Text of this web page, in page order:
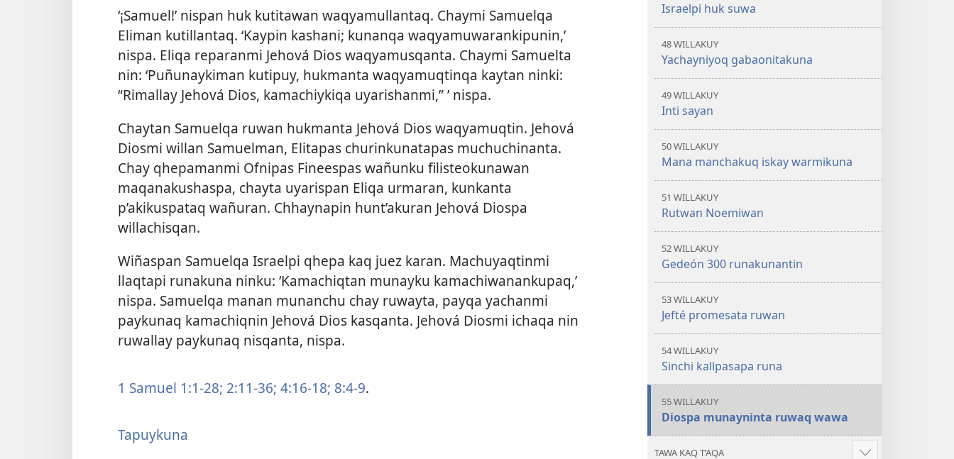
‘¡Samuel!’ nispan huk kutitawan waqyamullantaq. Chaymi Samuelqa
Eliman kutillantaq. ‘Kaypin kashani; kunanqa waqyamuwarankipunin,’
nispa. Eliqa reparanmi Jehová Dios waqyamusqanta. Chaymi Samuelta
nin: ‘Puñunaykiman kutipuy, hukmanta waqyamuqtinqa kaytan ninki:
“Rimallay Jehová Dios, kamachiykiqa uyarishanmi,” ’ nispa.
Chaytan Samuelqa ruwan hukmanta Jehová Dios waqyamuqtin. Jehová
Diosmi willan Samuelman, Elitapas churinkunatapas muchuchinanta.
Chay qhepamanmi Ofnipas Fineespas wañunku filisteokunawan
maqanakushaspa, chayta uyarispan Eliqa urmaran, kunkanta
p’akikuspataq wañuran. Chhaynapin hunt’akuran Jehová Diospa
willachisqan.
Wiñaspan Samuelqa Israelpi qhepa kaq juez karan. Machuyaqtinmi
llaqtapi runakuna ninku: ‘Kamachiqtan munayku kamachiwanankupaq,’
nispa. Samuelqa manan munanchu chay ruwayta, payqa yachanmi
paykunaq kamachiqnin Jehová Dios kasqanta. Jehová Diosmi ichaqa nin
ruwallay paykunaq nisqanta, nispa.
1 Samuel 1:1-28; 2:11-36; 4:16-18; 8:4-9.
Tapuykuna
Israelpi huk suwa
48 WILLAKUY
Yachayniyoq gabaonitakuna
49 WILLAKUY
Inti sayan
50 WILLAKUY
Mana manchakuq iskay warmikuna
51 WILLAKUY
Rutwan Noemiwan
52 WILLAKUY
Gedeón 300 runakunantin
53 WILLAKUY
Jefté promesata ruwan
54 WILLAKUY
Sinchi kallpasapa runa
55 WILLAKUY
Diospa munayninta ruwaq wawa
TAWA KAQ T’AQA